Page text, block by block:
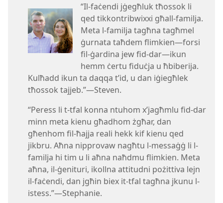
“Il-​faċendi jġegħluk tħossok li
qed tikkontribwixxi għall-​familja.
Meta l-​familja tagħna tagħmel
ġurnata taħdem flimkien—forsi
fil-​ġardina jew fid-​dar—ikun
hemm ċertu fiduċja u ħbiberija.
Kulħadd ikun ta daqqa t’id, u dan iġiegħlek
tħossok tajjeb.”—Steven.
“Peress li t-​tfal konna ntuhom x’jagħmlu fid-​dar
minn meta kienu għadhom żgħar, dan
għenhom fil-​ħajja reali hekk kif kienu qed
jikbru. Aħna nipprovaw nagħtu l-​messaġġ li l-​
familja hi tim u li aħna naħdmu flimkien. Meta
aħna, il-​ġenituri, ikollna attitudni pożittiva lejn
il-​faċendi, dan jgħin biex it-​tfal tagħna jkunu l-​
istess.”—Stephanie.